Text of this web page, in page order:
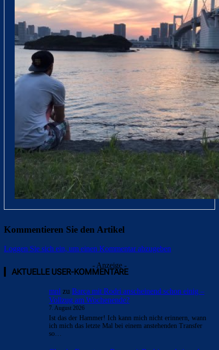
Kommentieren Sie den Artikel
Loggen Sie sich ein, um einen Kommentar abzugeben